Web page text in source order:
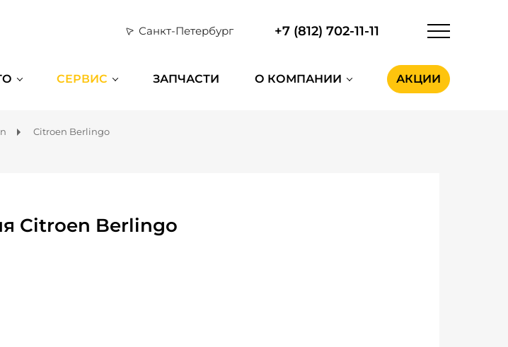
Санкт-Петербург +7 (812) 702-11-11
СЕРВИС ЗАПЧАСТИ О КОМПАНИИ АКЦИИ
Citroen Berlingo
Citroen Berlingo